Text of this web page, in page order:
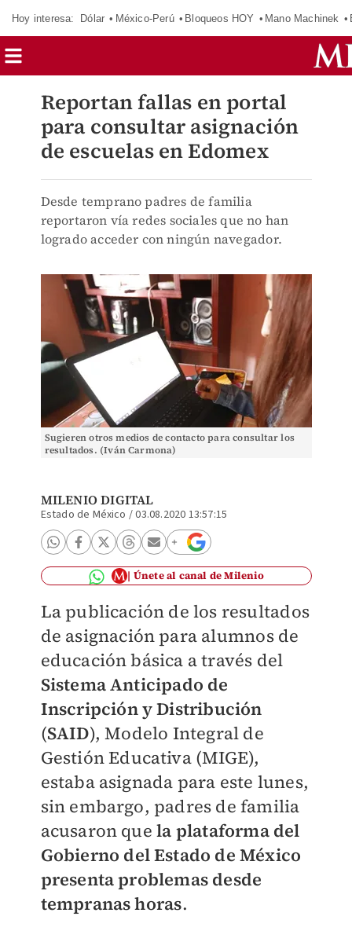
Hoy interesa: Dólar México-Perú Bloqueos HOY Mano Machinek
Reportan fallas en portal
para consultar asignación
de escuelas en Edomex
Desde temprano padres de familia
reportaron vía redes sociales que no han
logrado acceder con ningún navegador.
Sugieren otros medios de contacto para consultar los
resultados. (Iván Carmona)
MILENIO DIGITAL
Estado de México /03.08.2020 13:57:15
Únete al canal de Milenio
La publicación de los resultados
de asignación para alumnos de
educación básica a través del
Sistema Anticipado de
Inscripción y Distribución
(SAID), Modelo Integral de
Gestión Educativa (MIGE),
estaba asignada para este lunes,
sin embargo, padres de familia
acusaron quela plataforma del
Gobierno del Estado de México
presenta problemas desde
tempranas horas.